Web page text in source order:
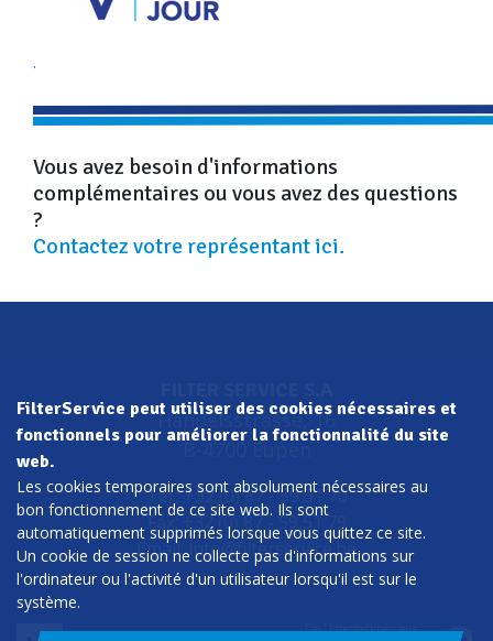
.
Vous avez besoin d'informations
complémentaires ou vous avez des questions
?
Contactez votre représentant ici.
Handelsstrasse, 16
B-4700 Eupen
Tel.: +32 (0) 87 - 59 51 70
Fax: +32 (0) 87 - 59 51 79
Email:info@filterservice.be
FilterService peut utiliser des cookies nécessaires et
fonctionnels pour améliorer la fonctionnalité du site
web.
Les cookies temporaires sont absolument nécessaires au
bon fonctionnement de ce site web. Ils sont
automatiquement supprimés lorsque vous quittez ce site.
Un cookie de session ne collecte pas d'informations sur
l'ordinateur ou l'activité d'un utilisateur lorsqu'il est sur le
système.